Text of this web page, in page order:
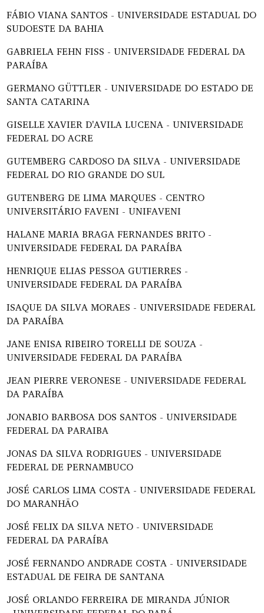
FÁBIO VIANA SANTOS - UNIVERSIDADE ESTADUAL DO
SUDOESTE DA BAHIA
GABRIELA FEHN FISS - UNIVERSIDADE FEDERAL DA
PARAÍBA
GERMANO GÜTTLER - UNIVERSIDADE DO ESTADO DE
SANTA CATARINA
GISELLE XAVIER D'AVILA LUCENA - UNIVERSIDADE
FEDERAL DO ACRE
GUTEMBERG CARDOSO DA SILVA - UNIVERSIDADE
FEDERAL DO RIO GRANDE DO SUL
GUTENBERG DE LIMA MARQUES - CENTRO
UNIVERSITÁRIO FAVENI - UNIFAVENI
HALANE MARIA BRAGA FERNANDES BRITO -
UNIVERSIDADE FEDERAL DA PARAÍBA
HENRIQUE ELIAS PESSOA GUTIERRES -
UNIVERSIDADE FEDERAL DA PARAÍBA
ISAQUE DA SILVA MORAES - UNIVERSIDADE FEDERAL
DA PARAÍBA
JANE ENISA RIBEIRO TORELLI DE SOUZA -
UNIVERSIDADE FEDERAL DA PARAÍBA
JEAN PIERRE VERONESE - UNIVERSIDADE FEDERAL
DA PARAÍBA
JONABIO BARBOSA DOS SANTOS - UNIVERSIDADE
FEDERAL DA PARAIBA
JONAS DA SILVA RODRIGUES - UNIVERSIDADE
FEDERAL DE PERNAMBUCO
JOSÉ CARLOS LIMA COSTA - UNIVERSIDADE FEDERAL
DO MARANHÃO
JOSÉ FELIX DA SILVA NETO - UNIVERSIDADE
FEDERAL DA PARAÍBA
JOSÉ FERNANDO ANDRADE COSTA - UNIVERSIDADE
ESTADUAL DE FEIRA DE SANTANA
JOSÉ ORLANDO FERREIRA DE MIRANDA JÚNIOR